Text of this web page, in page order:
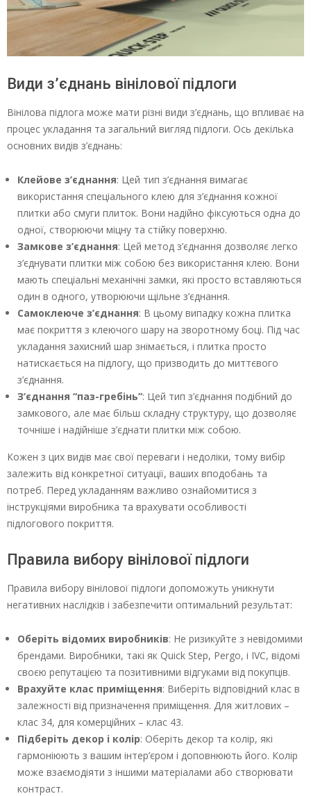
Види з’єднань вінілової підлоги
Вінілова підлога може мати різні види з’єднань, що впливає на
процес укладання та загальний вигляд підлоги. Ось декілька
основних видів з’єднань:
Клейове з’єднання: Цей тип з’єднання вимагає
використання спеціального клею для з’єднання кожної
плитки або смуги плиток. Вони надійно фіксуються одна до
одної, створюючи міцну та стійку поверхню.
Замкове з’єднання: Цей метод з’єднання дозволяє легко
з’єднувати плитки між собою без використання клею. Вони
мають спеціальні механічні замки, які просто вставляються
один в одного, утворюючи щільне з’єднання.
Самоклеюче з’єднання: В цьому випадку кожна плитка
має покриття з клеючого шару на зворотному боці. Під час
укладання захисний шар знімається, і плитка просто
натискається на підлогу, що призводить до миттєвого
з’єднання.
З’єднання “паз-гребінь”: Цей тип з’єднання подібний до
замкового, але має більш складну структуру, що дозволяє
точніше і надійніше з’єднати плитки між собою.
Кожен з цих видів має свої переваги і недоліки, тому вибір
залежить від конкретної ситуації, ваших вподобань та
потреб. Перед укладанням важливо ознайомитися з
інструкціями виробника та врахувати особливості
підлогового покриття.
Правила вибору вінілової підлоги
Правила вибору вінілової підлоги допоможуть уникнути
негативних наслідків і забезпечити оптимальний результат:
Оберіть відомих виробників: Не ризикуйте з невідомими
брендами. Виробники, такі як Quick Step, Pergo, і IVC, відомі
своєю репутацією та позитивними відгуками від покупців.
Врахуйте клас приміщення: Виберіть відповідний клас в
залежності від призначення приміщення. Для житлових –
клас 34, для комерційних – клас 43.
Підберіть декор і колір: Оберіть декор та колір, які
гармоніюють з вашим інтер’єром і доповнюють його. Колір
може взаємодіяти з іншими матеріалами або створювати
контраст.